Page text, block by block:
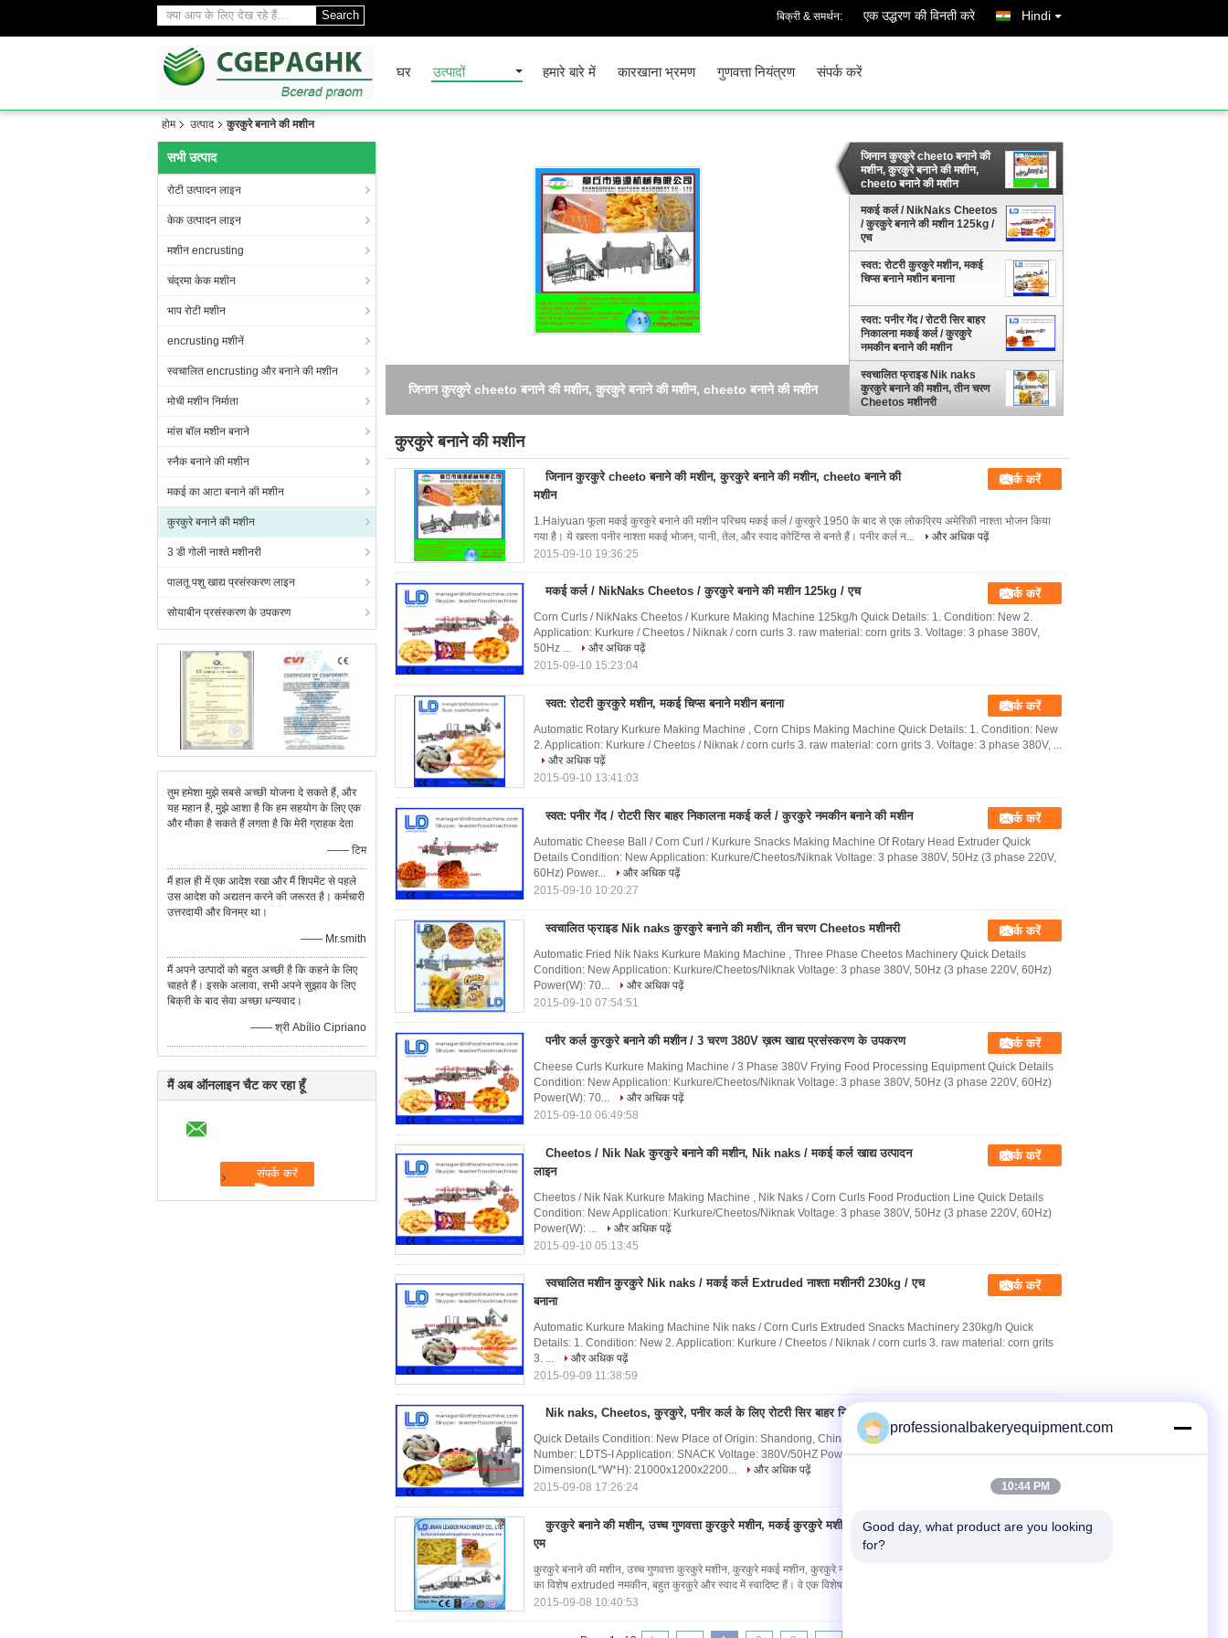
Search बिक्री & समर्थन: एक उद्धरण की विनती करे Hindi
घर उत्पादों हमारे बारे में कारखाना भ्रमण गुणवत्ता नियंत्रण संपर्क करें
होम उत्पाद कुरकुरे बनाने की मशीन
सभी उत्पाद
रोटी उत्पादन लाइन
केक उत्पादन लाइन
मशीन encrusting
चंद्रमा केक मशीन
भाप रोटी मशीन
encrusting मशीनें
स्वचालित encrusting और बनाने की मशीन
मोची मशीन निर्माता
मांस बॉल मशीन बनाने
स्नैक बनाने की मशीन
मकई का आटा बनाने की मशीन
कुरकुरे बनाने की मशीन
3 डी गोली नाश्ते मशीनरी
पालतू पशु खाद्य प्रसंस्करण लाइन
सोयाबीन प्रसंस्करण के उपकरण
तुम हमेशा मुझे सबसे अच्छी योजना दे सकते हैं, और
यह महान है, मुझे आशा है कि हम सहयोग के लिए एक
और मौका है सकते हैं लगता है कि मेरी ग्राहक देता
—— टिम
मैं हाल ही में एक आदेश रखा और मैं शिपमेंट से पहले
उस आदेश को अद्यतन करने की जरूरत है। कर्मचारी
उत्तरदायी और विनम्र था।
—— Mr.smith
मैं अपने उत्पादों को बहुत अच्छी है कि कहने के लिए
चाहते हैं। इसके अलावा, सभी अपने सुझाव के लिए
बिक्री के बाद सेवा अच्छा धन्यवाद।
—— श्री Abílio Cipriano
मैं अब ऑनलाइन चैट कर रहा हूँ
मकई कर्ल / NikNaks Cheetos / कुरकुरे बनाने की मशीन 125kg / एच
जिनान कुरकुरे cheeto बनाने की
मशीन, कुरकुरे बनाने की मशीन,
cheeto बनाने की मशीन
मकई कर्ल / NikNaks Cheetos
/ कुरकुरे बनाने की मशीन 125kg /
एच
स्वत: रोटरी कुरकुरे मशीन, मकई
चिप्स बनाने मशीन बनाना
स्वत: पनीर गेंद / रोटरी सिर बाहर
निकालना मकई कर्ल / कुरकुरे
नमकीन बनाने की मशीन
स्वचालित फ्राइड Nik naks
कुरकुरे बनाने की मशीन, तीन चरण
Cheetos मशीनरी
कुरकुरे बनाने की मशीन
(27)
जिनान कुरकुरे cheeto बनाने की मशीन, कुरकुरे बनाने की मशीन, cheeto बनाने की
मशीन
संपर्क करें
1.Haiyuan फूला मकई कुरकुरे बनाने की मशीन परिचय मकई कर्ल / कुरकुरे 1950 के बाद से एक लोकप्रिय अमेरिकी नाश्ता भोजन किया
गया है। ये खस्ता पनीर नाश्ता मकई भोजन, पानी, तेल, और स्वाद कोटिंग्स से बनते हैं। पनीर कर्ल न...
और अधिक पढ़ें
2015-09-10 19:36:25
मकई कर्ल / NikNaks Cheetos / कुरकुरे बनाने की मशीन 125kg / एच संपर्क करें
Corn Curls / NikNaks Cheetos / Kurkure Making Machine 125kg/h Quick Details: 1. Condition: New 2.
Application: Kurkure / Cheetos / Niknak / corn curls 3. raw material: corn grits 3. Voltage: 3 phase 380V,
50Hz ...
और अधिक पढ़ें
2015-09-10 15:23:04
स्वत: रोटरी कुरकुरे मशीन, मकई चिप्स बनाने मशीन बनाना संपर्क करें
Automatic Rotary Kurkure Making Machine , Corn Chips Making Machine Quick Details: 1. Condition: New
2. Application: Kurkure / Cheetos / Niknak / corn curls 3. raw material: corn grits 3. Voltage: 3 phase 380V, ...
और अधिक पढ़ें
2015-09-10 13:41:03
स्वत: पनीर गेंद / रोटरी सिर बाहर निकालना मकई कर्ल / कुरकुरे नमकीन बनाने की मशीन संपर्क करें
Automatic Cheese Ball / Corn Curl / Kurkure Snacks Making Machine Of Rotary Head Extruder Quick
Details Condition: New Application: Kurkure/Cheetos/Niknak Voltage: 3 phase 380V, 50Hz (3 phase 220V,
60Hz) Power...
और अधिक पढ़ें
2015-09-10 10:20:27
स्वचालित फ्राइड Nik naks कुरकुरे बनाने की मशीन, तीन चरण Cheetos मशीनरी संपर्क करें
Automatic Fried Nik Naks Kurkure Making Machine , Three Phase Cheetos Machinery Quick Details
Condition: New Application: Kurkure/Cheetos/Niknak Voltage: 3 phase 380V, 50Hz (3 phase 220V, 60Hz)
Power(W): 70...
और अधिक पढ़ें
2015-09-10 07:54:51
पनीर कर्ल कुरकुरे बनाने की मशीन / 3 चरण 380V ख़त्म खाद्य प्रसंस्करण के उपकरण संपर्क करें
Cheese Curls Kurkure Making Machine / 3 Phase 380V Frying Food Processing Equipment Quick Details
Condition: New Application: Kurkure/Cheetos/Niknak Voltage: 3 phase 380V, 50Hz (3 phase 220V, 60Hz)
Power(W): 70...
और अधिक पढ़ें
2015-09-10 06:49:58
Cheetos / Nik Nak कुरकुरे बनाने की मशीन, Nik naks / मकई कर्ल खाद्य उत्पादन
लाइन
संपर्क करें
Cheetos / Nik Nak Kurkure Making Machine , Nik Naks / Corn Curls Food Production Line Quick Details
Condition: New Application: Kurkure/Cheetos/Niknak Voltage: 3 phase 380V, 50Hz (3 phase 220V, 60Hz)
Power(W): ...
और अधिक पढ़ें
2015-09-10 05:13:45
स्वचालित मशीन कुरकुरे Nik naks / मकई कर्ल Extruded नाश्ता मशीनरी 230kg / एच
बनाना
संपर्क करें
Automatic Kurkure Making Machine Nik naks / Corn Curls Extruded Snacks Machinery 230kg/h Quick
Details: 1. Condition: New 2. Application: Kurkure / Cheetos / Niknak / corn curls 3. raw material: corn grits
3. ...
और अधिक पढ़ें
2015-09-09 11:38:59
Nik naks, Cheetos, कुरकुरे, पनीर कर्ल के लिए रोटरी सिर बाहर निकालना
Quick Details Condition: New Place of Origin: Shandong, China (Mainland) Brand Name: LD Model
Number: LDTS-I Application: SNACK Voltage: 380V/50HZ Power(W): 22KW Weight: 1500KG
Dimension(L*W*H): 21000x1200x2200...
और अधिक पढ़ें
2015-09-08 17:26:24
कुरकुरे बनाने की मशीन, उच्च गुणवत्ता कुरकुरे मशीन, मकई कुरकुरे मशीन, कुरकुरे नमकीन
एम
संपर्क करें
कुरकुरे बनाने की मशीन, उच्च गुणवत्ता कुरकुरे मशीन, कुरकुरे मकई मशीन, कुरकुरे नमकीन एम 1.Description: कुरकुरे / Cheetos तरह
का विशेष extruded नमकीन, बहुत कुरकुरे और स्वाद में स्वादिष्ट हैं। वे एक विशेष बाहर निका...
2015-09-08 10:40:53
professionalbakeryequipment.com
10:44 PM
Good day, what product are you looking
for?